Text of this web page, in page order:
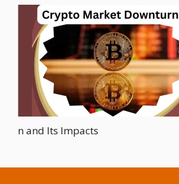
n and Its Impacts